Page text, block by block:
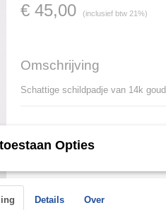
€ 45,00 (inclusief btw 21%)
Omschrijving
Schattige schildpadje van 14k goud
Opties
Details Over